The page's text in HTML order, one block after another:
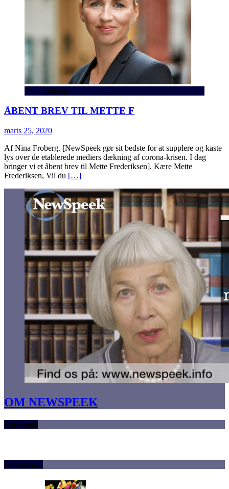
Nina Froberg
ÅBENT BREV TIL METTE F
marts 25, 2020
Af Nina Froberg. [NewSpeek gør sit bedste for at supplere og kaste
lys over de etablerede mediers dækning af corona-krisen. I dag
bringer vi et åbent brev til Mette Frederiksen]. Kære Mette
Frederiksen, Vil du […]
OM NEWSPEEK
Facebook
Seneste nyt